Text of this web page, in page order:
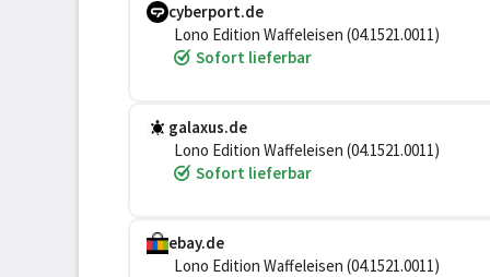
cyberport.de
Lono Edition Waffeleisen (04.1521.0011)
Sofort lieferbar
galaxus.de
Lono Edition Waffeleisen (04.1521.0011)
Sofort lieferbar
ebay.de
Lono Edition Waffeleisen (04.1521.0011)